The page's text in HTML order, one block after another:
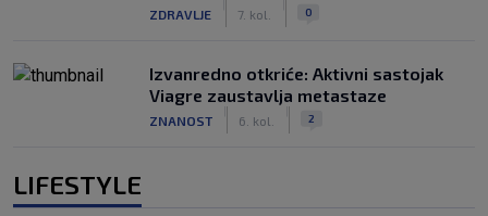
ZDRAVLJE 7. kol. 0
Izvanredno otkriće: Aktivni sastojak
Viagre zaustavlja metastaze
ZNANOST 6. kol. 2
LIFESTYLE